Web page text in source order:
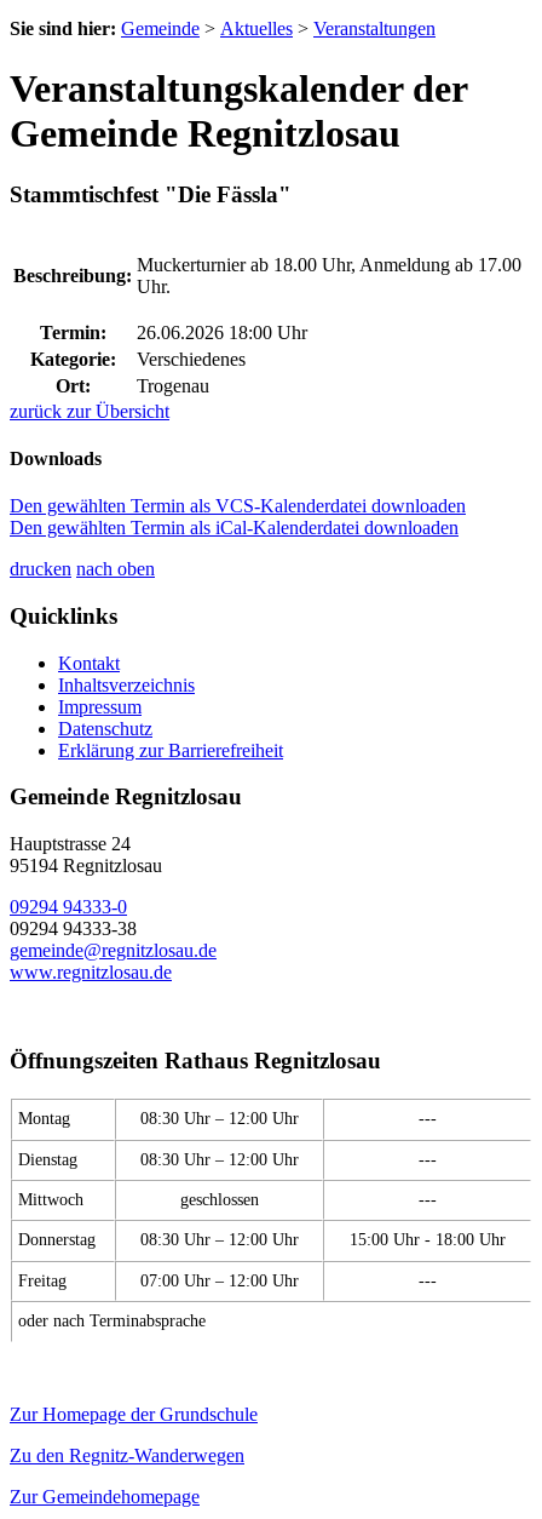
Sie sind hier: Gemeinde > Aktuelles > Veranstaltungen
Veranstaltungskalender der
Gemeinde Regnitzlosau
Stammtischfest "Die Fässla"
Beschreibung:
Muckerturnier ab 18.00 Uhr, Anmeldung ab 17.00
Uhr.
Termin:
26.06.2026 18:00 Uhr
Kategorie:
Verschiedenes
Ort:
Trogenau
zurück zur Übersicht
Downloads
Den gewählten Termin als VCS-Kalenderdatei downloaden
Den gewählten Termin als iCal-Kalenderdatei downloaden
drucken nach oben
Quicklinks
Kontakt
Inhaltsverzeichnis
Impressum
Datenschutz
Erklärung zur Barrierefreiheit
Gemeinde Regnitzlosau
Hauptstrasse 24
95194 Regnitzlosau
09294 94333-0
09294 94333-38
gemeinde@regnitzlosau.de
www.regnitzlosau.de
Öffnungszeiten Rathaus Regnitzlosau
Montag 08:30 Uhr – 12:00 Uhr ---
Dienstag 08:30 Uhr – 12:00 Uhr ---
Mittwoch geschlossen ---
Donnerstag 08:30 Uhr – 12:00 Uhr 15:00 Uhr - 18:00 Uhr
Freitag 07:00 Uhr – 12:00 Uhr ---
oder nach Terminabsprache
Zur Homepage der Grundschule
Zu den Regnitz-Wanderwegen
Zur Gemeindehomepage